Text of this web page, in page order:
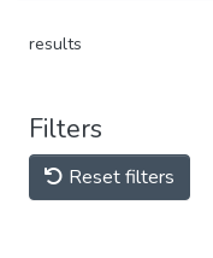
results
Filters
Reset filters